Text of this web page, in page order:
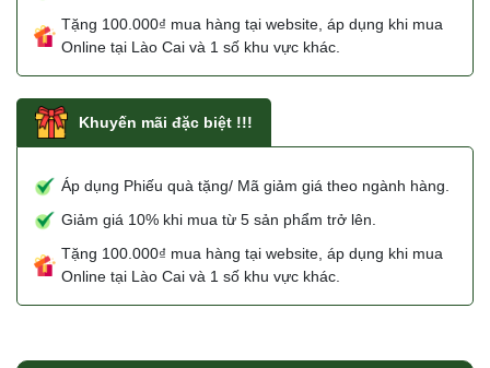
Tặng 100.000₫ mua hàng tại website, áp dụng khi mua
Online tại Lào Cai và 1 số khu vực khác.
Khuyến mãi đặc biệt !!!
Áp dụng Phiếu quà tặng/ Mã giảm giá theo ngành hàng.
Giảm giá 10% khi mua từ 5 sản phẩm trở lên.
Tặng 100.000₫ mua hàng tại website, áp dụng khi mua
Online tại Lào Cai và 1 số khu vực khác.